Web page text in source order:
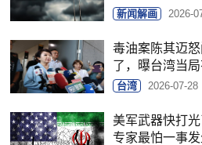
新闻解画 2026-
毒油案陈其迈
了，曝台湾当
台湾 2026-07-28
美军武器快打
专家最怕一事发